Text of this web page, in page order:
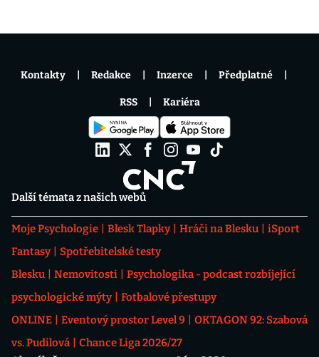
Další témata z našich webů
Moje Psychologie Blesk Tlapky Hráči na Blesku
iSport
Fantasy
Spotřebitelské testy
Blesku
Nemovitosti
Psychologika - podcast rozbíjející
psychologické mýty
Fotbalové přestupy
ONLINE
Eventový prostor Level 9
OKTAGON 92: Szabová
vs. Pudilová
Chance Liga 2026/27
Kontakty Redakce Inzerce Předplatné
RSS Kariéra